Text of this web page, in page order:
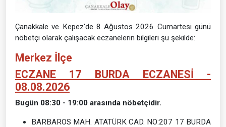
Çanakkale ve Kepez'de 8 Ağustos 2026 Cumartesi günü
nöbetçi olarak çalışacak eczanelerin bilgileri şu şekilde:
Merkez İlçe
ECZANE 17 BURDA ECZANESİ -
08.08.2026
Bugün 08:30 - 19:00 arasında nöbetçidir.
BARBAROS MAH. ATATÜRK CAD. NO:207 17 BURDA